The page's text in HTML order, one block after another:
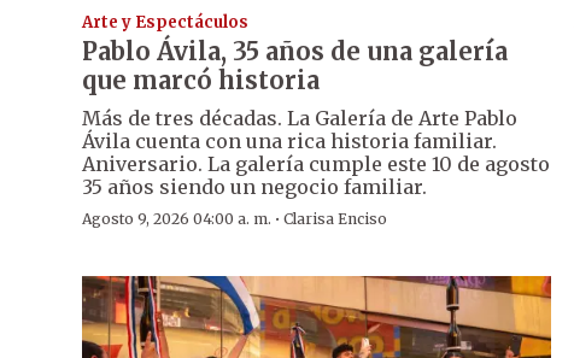
Arte y Espectáculos
Pablo Ávila, 35 años de una galería
que marcó historia
Más de tres décadas. La Galería de Arte Pablo
Ávila cuenta con una rica historia familiar.
Aniversario. La galería cumple este 10 de agosto
35 años siendo un negocio familiar.
Agosto 9, 2026 04:00 a. m. · Clarisa Enciso